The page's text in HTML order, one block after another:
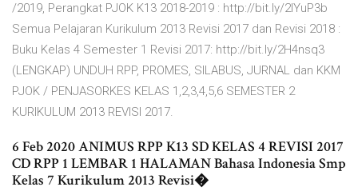
/2019, Perangkat PJOK K13 2018-2019 : http://bit.ly/2IYuP3b
Semua Pelajaran Kurikulum 2013 Revisi 2017 dan Revisi 2018 :
Buku Kelas 4 Semester 1 Revisi 2017: http://bit.ly/2H4nsq3
(LENGKAP) UNDUH RPP, PROMES, SILABUS, JURNAL dan KKM
PJOK / PENJASORKES KELAS 1,2,3,4,5,6 SEMESTER 2
KURIKULUM 2013 REVISI 2017.
6 Feb 2020 ANIMUS RPP K13 SD KELAS 4 REVISI 2017
CD RPP 1 LEMBAR 1 HALAMAN Bahasa Indonesia Smp
Kelas 7 Kurikulum 2013 Revisi�